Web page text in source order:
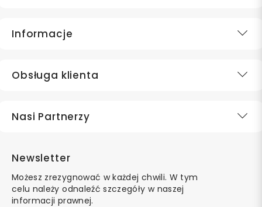
Informacje
Obsługa klienta
Nasi Partnerzy
Newsletter
Możesz zrezygnować w każdej chwili. W tym
celu należy odnaleźć szczegóły w naszej
informacji prawnej.